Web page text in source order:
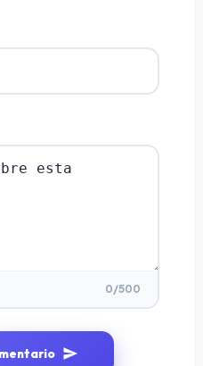
0/500